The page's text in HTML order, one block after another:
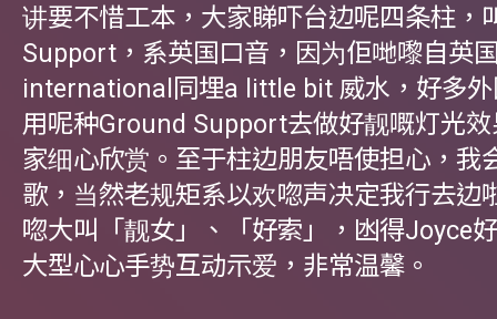
讲要不惜工本，大家睇吓台边呢四条柱，
Support，系英国口音，因为佢哋嚟自英
international同埋a little bit 威水，好多
用呢种Ground Support去做好靓嘅灯光
家细心欣赏。至于柱边朋友唔使担心，我
歌，当然老规矩系以欢唿声决定我行去边
唿大叫「靓女」、「好索」，凼得Joyce
大型心心手势互动示爱，非常温馨。